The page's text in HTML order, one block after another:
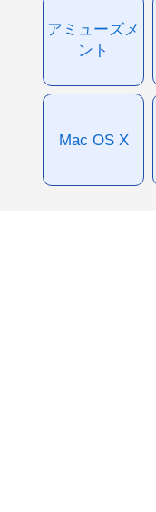
アミューズメ
ント
Mac OS X